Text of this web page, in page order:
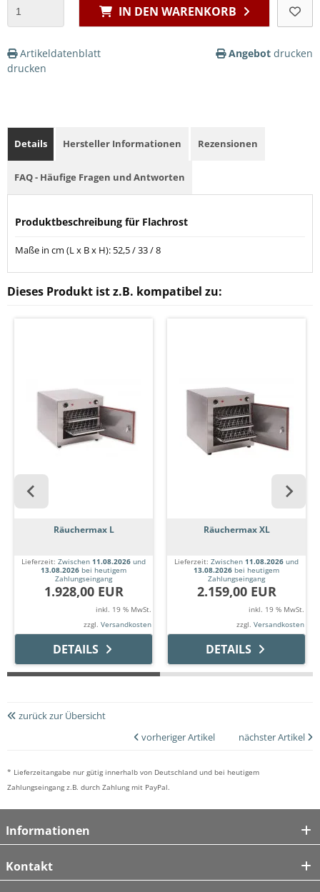
IN DEN WARENKORB
Artikeldatenblatt
drucken
Angebot drucken
Details Hersteller Informationen Rezensionen
FAQ - Häufige Fragen und Antworten
Produktbeschreibung für Flachrost
Maße in cm (L x B x H): 52,5 / 33 / 8
Dieses Produkt ist z.B. kompatibel zu:
Räuchermax L
Lieferzeit: Zwischen 11.08.2026 und
13.08.2026 bei heutigem
Zahlungseingang
1.928,00 EUR
inkl. 19 % MwSt.
zzgl. Versandkosten
DETAILS
Räuchermax XL
Lieferzeit: Zwischen 11.08.2026 und
13.08.2026 bei heutigem
Zahlungseingang
2.159,00 EUR
inkl. 19 % MwSt.
zzgl. Versandkosten
DETAILS
zurück zur Übersicht
vorheriger Artikel
nächster Artikel
* Lieferzeitangabe nur gütig innerhalb von Deutschland und bei heutigem
Zahlungseingang z.B. durch Zahlung mit PayPal.
Informationen
Kontakt